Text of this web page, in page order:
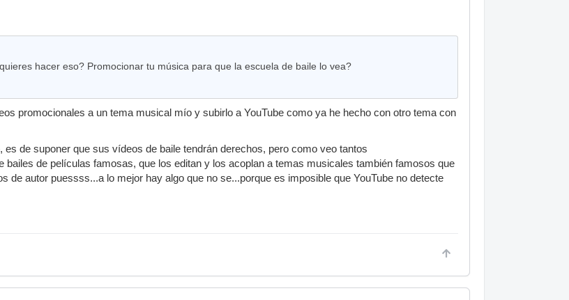
hacer eso? Promocionar tu música para que la escuela de baile lo vea?
promocionales a un tema musical mío y subirlo a YouTube como ya he hecho con otro tema con
es de suponer que sus vídeos de baile tendrán derechos, pero como veo tantos
bailes de películas famosas, que los editan y los acoplan a temas musicales también famosos que
de autor puessss...a lo mejor hay algo que no se...porque es imposible que YouTube no detecte